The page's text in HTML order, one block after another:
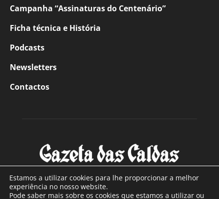
Campanha “Assinaturas do Centenário”
Ficha técnica e História
Podcasts
Newsletters
Contactos
Estamos a utilizar cookies para lhe proporcionar a melhor
experiência no nosso website.
Pode saber mais sobre os cookies que estamos a utilizar ou